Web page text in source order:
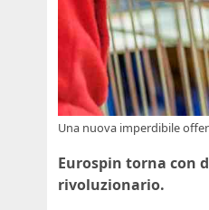
Una nuova imperdibile
Eurospin torna con
rivoluzionario.